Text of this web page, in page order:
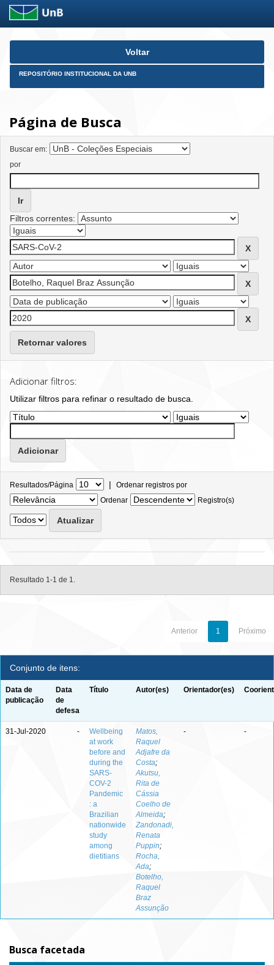
Skip
Voltar
REPOSITÓRIO INSTITUCIONAL DA UNB
Página de Busca
Buscar em:
por
Filtros correntes:
Retornar valores
Adicionar filtros:
Utilizar filtros para refinar o resultado de busca.
Resultados/Página | Ordenar registros por
Ordenar
Registro(s)
Resultado 1-1 de 1.
Anterior 1 Próximo
Conjunto de itens:
Data de
publicação
Data
de
defesa
Título Autor(es) Orientador(es)
31-Jul-2020 -
Wellbeing
at work
before and
during the
SARS-
COV-2
Pandemic
: a
Brazilian
nationwide
study
among
dietitians
Matos,
Raquel
Adjafre da
Costa;
Akutsu,
Rita de
Cássia
Coelho de
Almeida;
Zandonadi,
Renata
Puppin;
Rocha,
Ada;
Botelho,
Raquel
Braz
Assunção
- -
Busca facetada